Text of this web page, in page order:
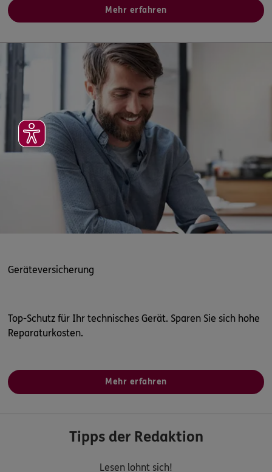
Mehr erfahren
Geräteversicherung
Top-Schutz für Ihr technisches Gerät. Sparen Sie sich hohe
Reparaturkosten.
Mehr erfahren
Tipps der Redaktion
Lesen lohnt sich!